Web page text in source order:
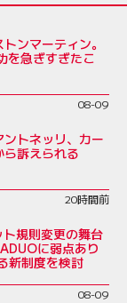
ンマーティン。
を急ぎすぎたこ
08-09
トネッリ、カー
ら訴えられる
20時間前
規則変更の舞台
に弱点あり
新制度を検討
08-09